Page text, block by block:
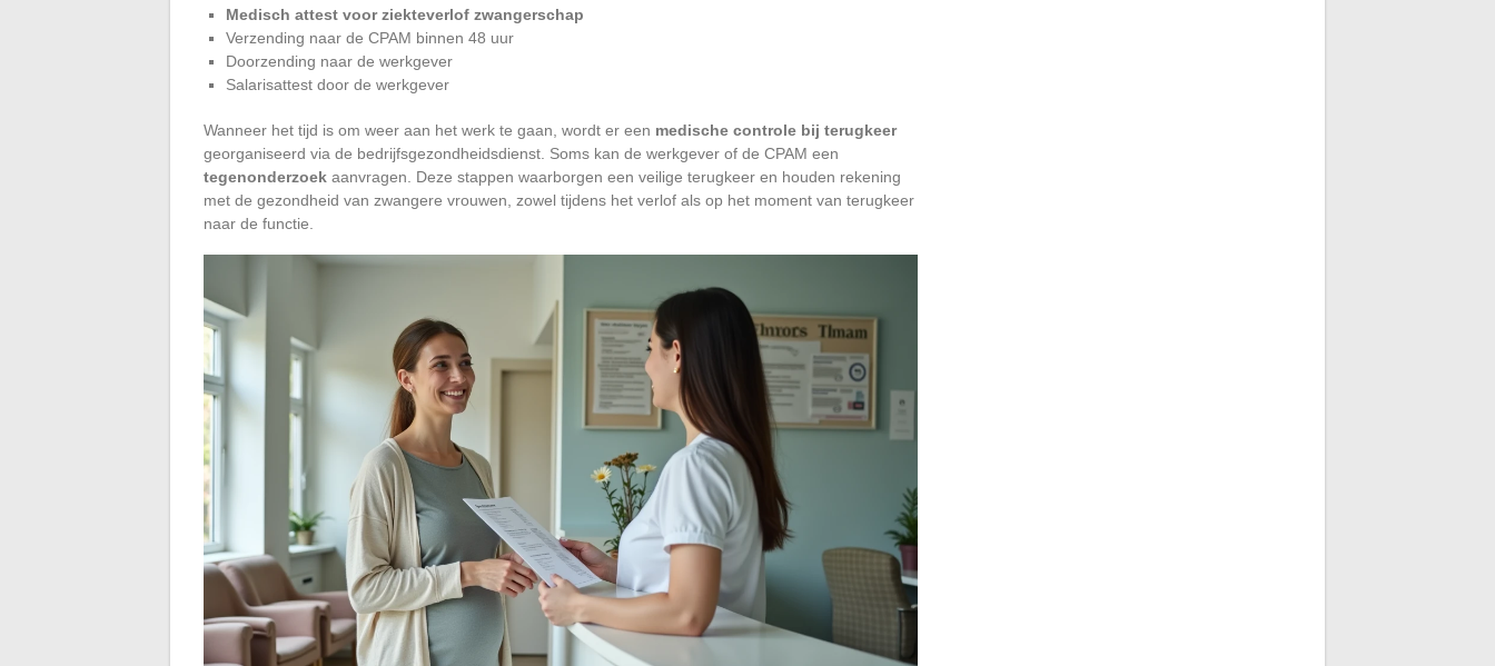
Medisch attest voor ziekteverlof zwangerschap
Verzending naar de CPAM binnen 48 uur
Doorzending naar de werkgever
Salarisattest door de werkgever
Wanneer het tijd is om weer aan het werk te gaan, wordt er een medische controle bij terugkeer
georganiseerd via de bedrijfsgezondheidsdienst. Soms kan de werkgever of de CPAM een
tegenonderzoek aanvragen. Deze stappen waarborgen een veilige terugkeer en houden rekening
met de gezondheid van zwangere vrouwen, zowel tijdens het verlof als op het moment van terugkeer
naar de functie.